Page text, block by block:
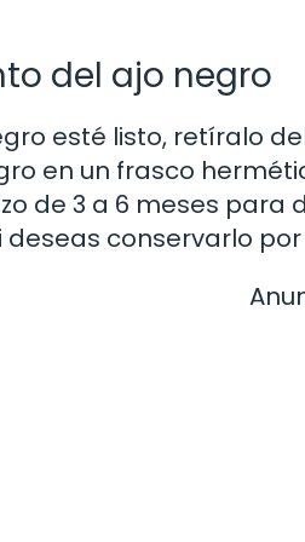
del ajo negro
esté listo, retíralo
en un frasco
de 3 a 6 meses
deseas conservarlo